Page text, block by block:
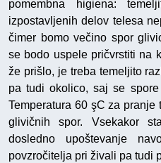
pomembna higiena:
izpostavljenih delov telesa
čimer bomo večino spor
se bodo uspele pričvrstiti na
že prišlo, je treba temeljito
pa tudi okolico, saj se
Temperatura 60 şC za
glivičnih spor. Vsekakor
dosledno upoštevanje
povzročitelja pri živali pa tudi